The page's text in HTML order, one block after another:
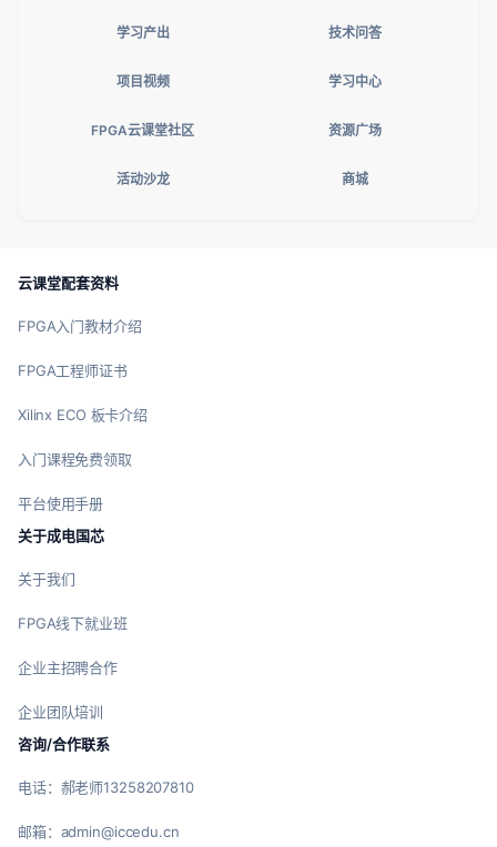
学习产出 技术问答
项目视频 学习中心
FPGA云课堂社区 资源广场
活动沙龙 商城
云课堂配套资料
FPGA入门教材介绍
FPGA工程师证书
Xilinx ECO 板卡介绍
入门课程免费领取
平台使用手册
关于成电国芯
关于我们
FPGA线下就业班
企业主招聘合作
企业团队培训
咨询/合作联系
电话：郝老师13258207810
邮箱：admin@iccedu.cn